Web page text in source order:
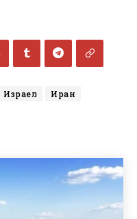
Израел
Иран